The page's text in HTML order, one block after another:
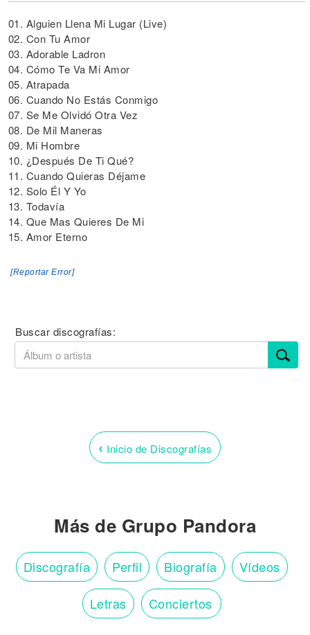
01. Alguien Llena Mi Lugar (Live)
02. Con Tu Amor
03. Adorable Ladron
04. Cómo Te Va Mi Amor
05. Atrapada
06. Cuando No Estás Conmigo
07. Se Me Olvidó Otra Vez
08. De Mil Maneras
09. Mi Hombre
10. ¿Después De Ti Qué?
11. Cuando Quieras Déjame
12. Solo Él Y Yo
13. Todavía
14. Que Mas Quieres De Mi
15. Amor Eterno
[Reportar Error]
Buscar discografías:
‹ Inicio de Discografías
Más de Grupo Pandora
Discografía Perfil Biografía Vídeos
Letras Conciertos